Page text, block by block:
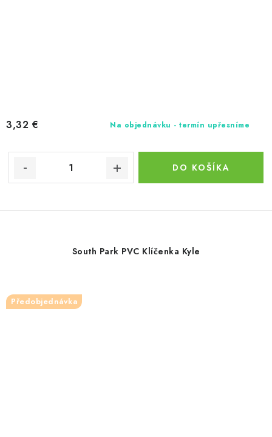
Na objednávku - termín upřesníme
3,32 €
DO KOŠÍKA
South Park PVC Klíčenka Kyle
Předobjednávka